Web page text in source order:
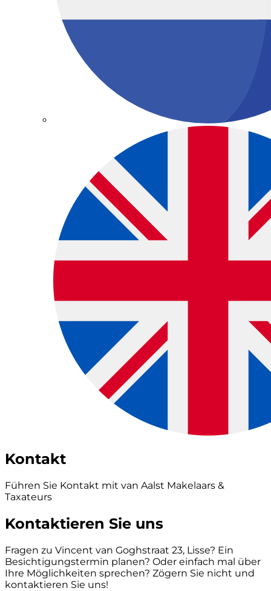
Kontakt
Führen Sie Kontakt mit van Aalst Makelaars &
Taxateurs
Kontaktieren Sie uns
Fragen zu Vincent van Goghstraat 23, Lisse? Ein
Besichtigungstermin planen? Oder einfach mal über
Ihre Möglichkeiten sprechen? Zögern Sie nicht und
kontaktieren Sie uns!